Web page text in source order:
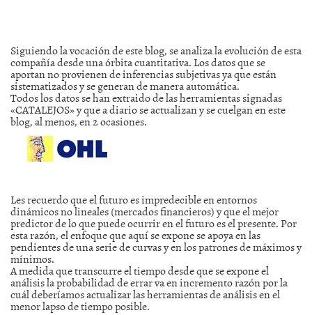
Siguiendo la vocación de este blog, se analiza la evolución de esta
compañía desde una órbita cuantitativa. Los datos que se
aportan no provienen de inferencias subjetivas ya que están
sistematizados y se generan de manera automática.
Todos los datos se han extraido de las herramientas signadas
«CATALEJOS» y que a diario se actualizan y se cuelgan en este
blog, al menos, en 2 ocasiones.
Les recuerdo que el futuro es impredecible en entornos
dinámicos no lineales (mercados financieros) y que el mejor
predictor de lo que puede ocurrir en el futuro es el presente. Por
esta razón, el enfoque que aquí se expone se apoya en las
pendientes de una serie de curvas y en los patrones de máximos y
mínimos.
A medida que transcurre el tiempo desde que se expone el
análisis la probabilidad de errar va en incremento razón por la
cuál deberíamos actualizar las herramientas de análisis en el
menor lapso de tiempo posible.